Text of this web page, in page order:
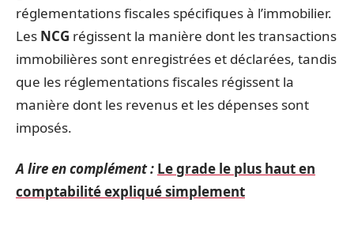
réglementations fiscales spécifiques à l’immobilier.
Les NCG régissent la manière dont les transactions
immobilières sont enregistrées et déclarées, tandis
que les réglementations fiscales régissent la
manière dont les revenus et les dépenses sont
imposés.
A lire en complément : Le grade le plus haut en
comptabilité expliqué simplement